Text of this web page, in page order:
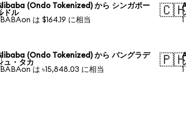
(Ondo Tokenized) から シンガポー
ドル
BABAon は $164.19 に相当
(Ondo Tokenized) から バングラデ
ュ・タカ
BABAon は ৳15,848.03 に相当